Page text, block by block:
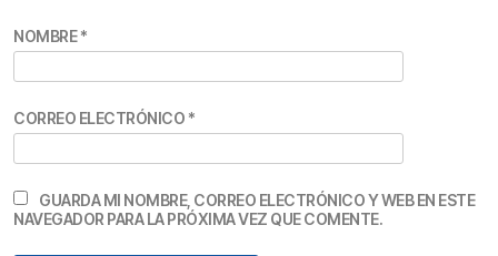
NOMBRE*
CORREO ELECTRÓNICO *
GUARDA MI NOMBRE, CORREO ELECTRÓNICO Y WEB EN ESTE
NAVEGADOR PARA LA PRÓXIMA VEZ QUE COMENTE.